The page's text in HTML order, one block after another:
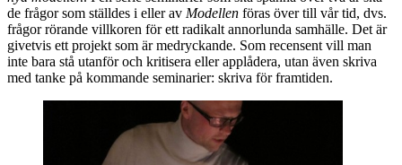
de frågor som ställdes i eller av Modellen föras över till vår tid, dvs.
frågor rörande villkoren för ett radikalt annorlunda samhälle. Det är
givetvis ett projekt som är medryckande. Som recensent vill man
inte bara stå utanför och kritisera eller applådera, utan även skriva
med tanke på kommande seminarier: skriva för framtiden.